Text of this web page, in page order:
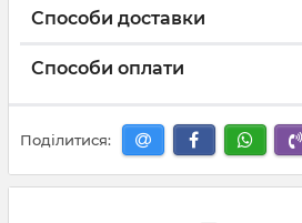
Способи доставки
Способи оплати
Поділитися: